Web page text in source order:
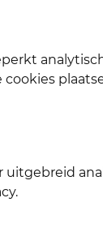
aan
uitgebreid